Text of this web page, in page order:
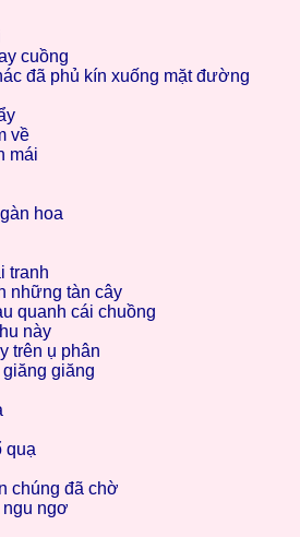
cuồng
đã phủ kín xuống mặt đường
về
mái
hoa
tranh
những tàn cây
quanh cái chuồng
này
trên ụ phân
giăng
quạ
chúng đã chờ
ngu ngơ